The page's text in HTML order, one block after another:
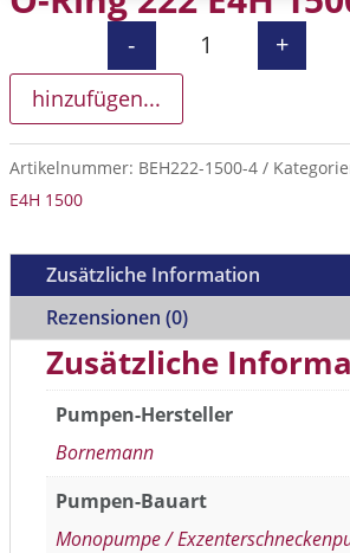
O-Ring 222 E4H
- +
hinzufügen...
Artikelnummer: BEH222-1500-4
E4H 1500
Zusätzliche Information
Rezensionen (0)
Zusätzliche
Pumpen-Hersteller
Bornemann
Pumpen-Bauart
Monopumpe /